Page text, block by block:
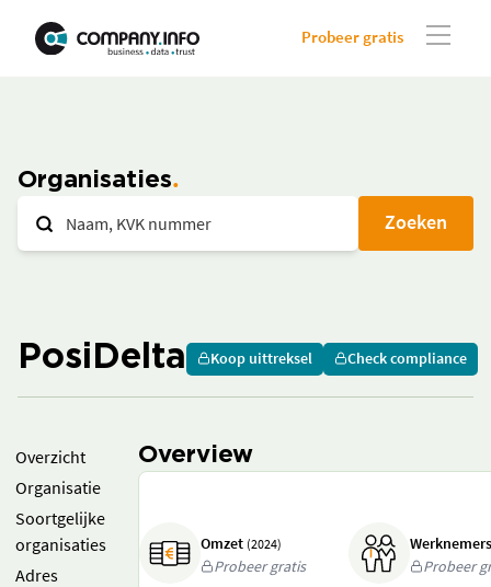
Probeer gratis
Organisaties
Zoeken
PosiDelta Koop uittreksel Check compliance
Overzicht
Organisatie
Soortgelijke
organisaties
Adres
Overview
Omzet (2024)
Probeer gratis
Probeer